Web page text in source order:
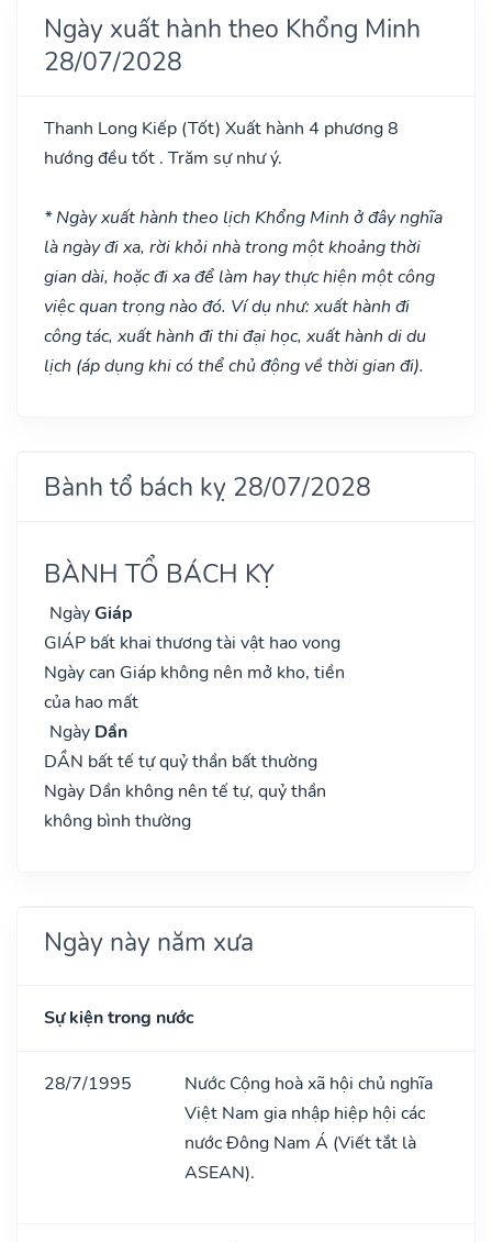
Ngày xuất hành theo Khổng Minh
28/07/2028
Thanh Long Kiếp (Tốt) Xuất hành 4 phương 8
hướng đều tốt . Trăm sự như ý.
* Ngày xuất hành theo lịch Khổng Minh ở đây nghĩa
là ngày đi xa, rời khỏi nhà trong một khoảng thời
gian dài, hoặc đi xa để làm hay thực hiện một công
việc quan trọng nào đó. Ví dụ như: xuất hành đi
công tác, xuất hành đi thi đại học, xuất hành di du
lịch (áp dụng khi có thể chủ động về thời gian đi).
Bành tổ bách kỵ 28/07/2028
BÀNH TỔ BÁCH KỴ
NgàyGiáp
GIÁP bất khai thương tài vật hao vong
Ngày can Giáp không nên mở kho, tiền
của hao mất
Ngày Dần
DẦN bất tế tự quỷ thần bất thường
Ngày Dần không nên tế tự, quỷ thần
không bình thường
Ngày này năm xưa
Sự kiện trong nước
28/7/1995
Nước Cộng hoà xã hội chủ nghĩa
Việt Nam gia nhập hiệp hội các
nước Đông Nam Á (Viết tắt là
ASEAN).